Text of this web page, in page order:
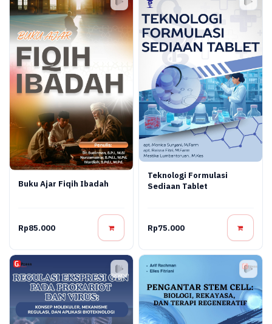
Buku Ajar Fiqih Ibadah
Rp85.000
Teknologi Formulasi
Sediaan Tablet
Rp75.000